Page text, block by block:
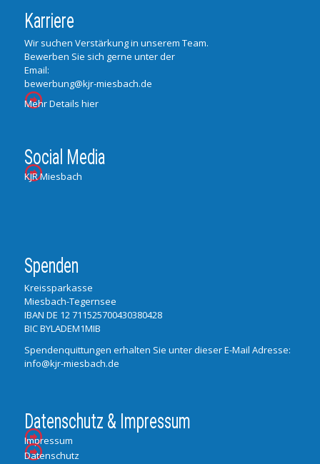
Karriere
Wir suchen Verstärkung in unserem Team.
Bewerben Sie sich gerne unter der
Email:
bewerbung@kjr-miesbach.de
Mehr Details hier
Social Media
KJR Miesbach
Spenden
Kreissparkasse
Miesbach-Tegernsee
IBAN DE 12 711525700430380428
BIC BYLADEM1MIB
Spendenquittungen erhalten Sie unter dieser E-Mail Adresse:
info@kjr-miesbach.de
Datenschutz & Impressum
Impressum
Datenschutz